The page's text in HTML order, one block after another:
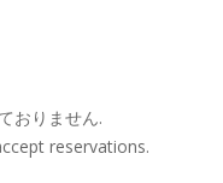
おりません.
reservations.